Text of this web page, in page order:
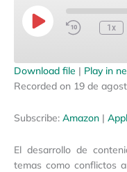
Episode
1x
Amazon
Spotify
RSS FEED
SHARE
LINK
EMBED
Download file | Play in
Recorded on 19 de
Subscribe: Amazon |
El desarrollo de
temas como conflictos